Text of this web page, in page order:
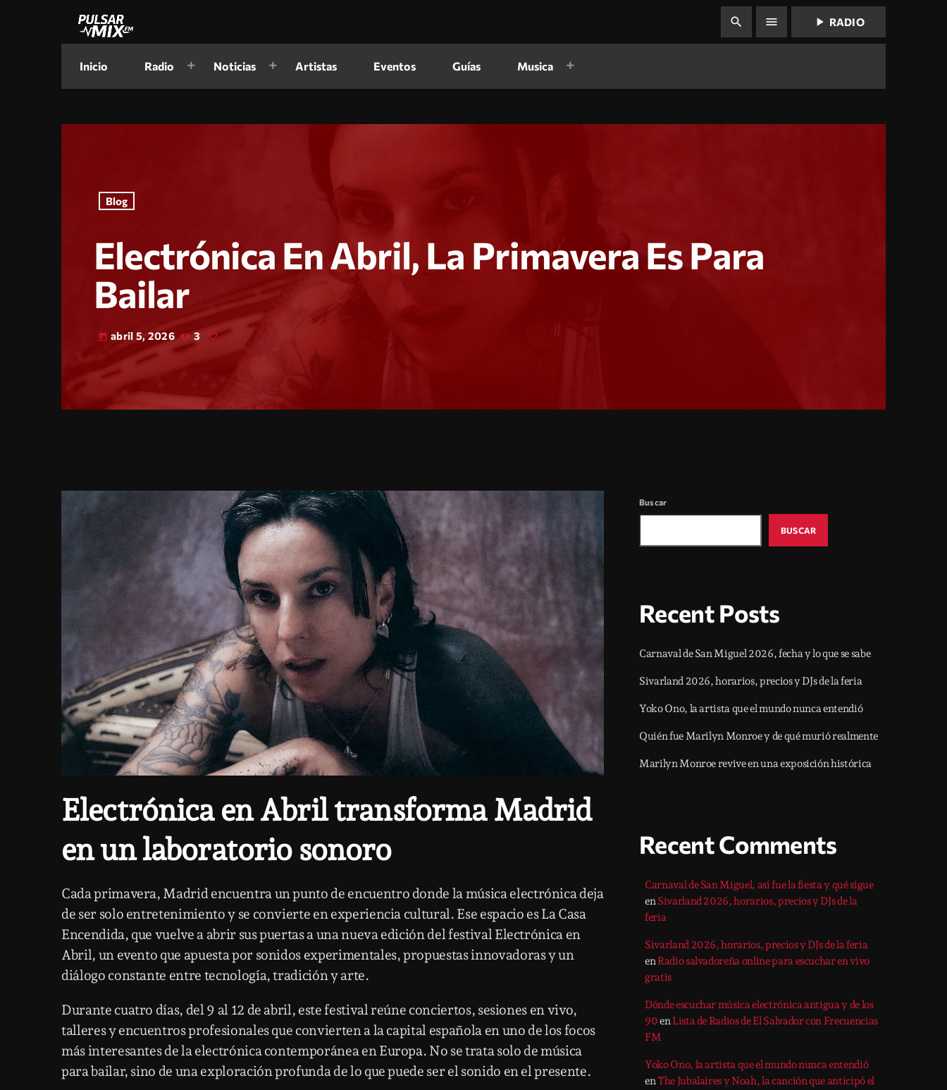
Inicio Radio Noticias Artistas Eventos Guías Musica
search menu play_arrow RADIO
Blog
Electrónica En Abril, La Primavera Es Para
Bailar
today abril 5, 2026 3
Electrónica en Abril transforma Madrid
en un laboratorio sonoro
Cada primavera, Madrid encuentra un punto de encuentro donde la música electrónica deja
de ser solo entretenimiento y se convierte en experiencia cultural. Ese espacio esLa Casa
Encendida, que vuelve a abrir sus puertas a una nueva edición del festival Electrónica en
Abril, un evento que apuesta por sonidos experimentales, propuestas innovadoras y un
diálogo constante entre tecnología, tradición y arte.
Durante cuatro días, del 9 al 12 de abril, este festival reúne conciertos, sesiones en vivo,
talleres y encuentros profesionales que convierten a la capital española en uno de los focos
más interesantes de la electrónica contemporánea en Europa. No se trata solo de música
para bailar, sino de una exploración profunda de lo que puede ser el sonido en el presente.
Buscar
BUSCAR
Recent Posts
Carnaval de San Miguel 2026, fecha y lo que se sabe
Sivarland 2026, horarios, precios y DJs de la feria
Yoko Ono, la artista que el mundo nunca entendió
Quién fue Marilyn Monroe y de qué murió realmente
Marilyn Monroe revive en una exposición histórica
Recent Comments
Carnaval de San Miguel, así fue la fiesta y qué sigue
enSivarland 2026, horarios, precios y DJs de la
feria
Sivarland 2026, horarios, precios y DJs de la feria
enRadio salvadoreña online para escuchar en vivo
gratis
Dónde escuchar música electrónica antigua y de los
90enLista de Radios de El Salvador con Frecuencias
FM
Yoko Ono, la artista que el mundo nunca entendió
enThe Jubalaires y Noah, la canción que anticipó el